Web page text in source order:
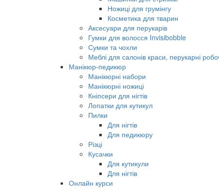
Ножиці для грумінгу
Косметика для тварин
Аксесуари для перукарів
Гумки для волосся Invisibobble
Сумки та чохли
Меблі для салонів краси, перукарні
Манікюр-педикюр
Манікюрні набори
Манікюрні ножиці
Кніпсери для нігтів
Лопатки для кутикул
Пилки
Для нігтів
Для педикюру
Різці
Кусачки
Для кутикули
Для нігтів
Онлайн курси